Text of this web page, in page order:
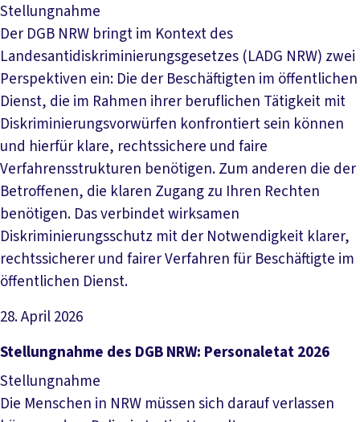
Stellungnahme
Der DGB NRW bringt im Kontext des
Landesantidiskriminierungsgesetzes (LADG NRW) zwei
Perspektiven ein: Die der Beschäftigten im öffentlichen
Dienst, die im Rahmen ihrer beruflichen Tätigkeit mit
Diskriminierungsvorwürfen konfrontiert sein können
und hierfür klare, rechtssichere und faire
Verfahrensstrukturen benötigen. Zum anderen die der
Betroffenen, die klaren Zugang zu Ihren Rechten
benötigen. Das verbindet wirksamen
Diskriminierungsschutz mit der Notwendigkeit klarer,
rechtssicherer und fairer Verfahren für Beschäftigte im
öffentlichen Dienst.
28. April 2026
Datei herunterladen
Stellungnahme des DGB NRW: Personaletat 2026
Stellungnahme
Die Menschen in NRW müssen sich darauf verlassen